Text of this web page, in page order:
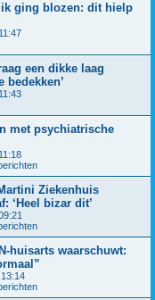
ik ging blozen: dit hielp
een dikke laag
met psychiatrische
Ziekenhuis
‘Heel bizar dit’
huisarts waarschuwt: